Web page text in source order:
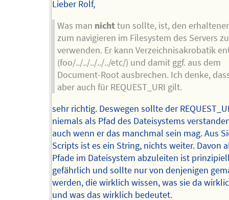
Lieber Rolf,
Was man nichttun sollte, ist, den
zum navigieren im Filesystem des Servers zu
verwenden. Er kann Verzeichnisakrobatik
(foo/../../../../../etc/) und damit ggf. aus dem
Document-Root ausbrechen. Ich denke,
aber auch für REQUEST_URI gilt.
sehr richtig. Deswegen sollte der
niemals als Pfad des Dateisystems
auch wenn er das manchmal sein mag. Aus
Scripts ist es ein String, nichts weiter. Davon
Pfade im Dateisystem abzuleiten ist
gefährlich und sollte nur von denjenigen
werden, die wirklich wissen, was sie da
und was das wirklich bedeutet.